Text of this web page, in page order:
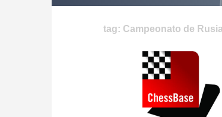
tag: Campeonato de